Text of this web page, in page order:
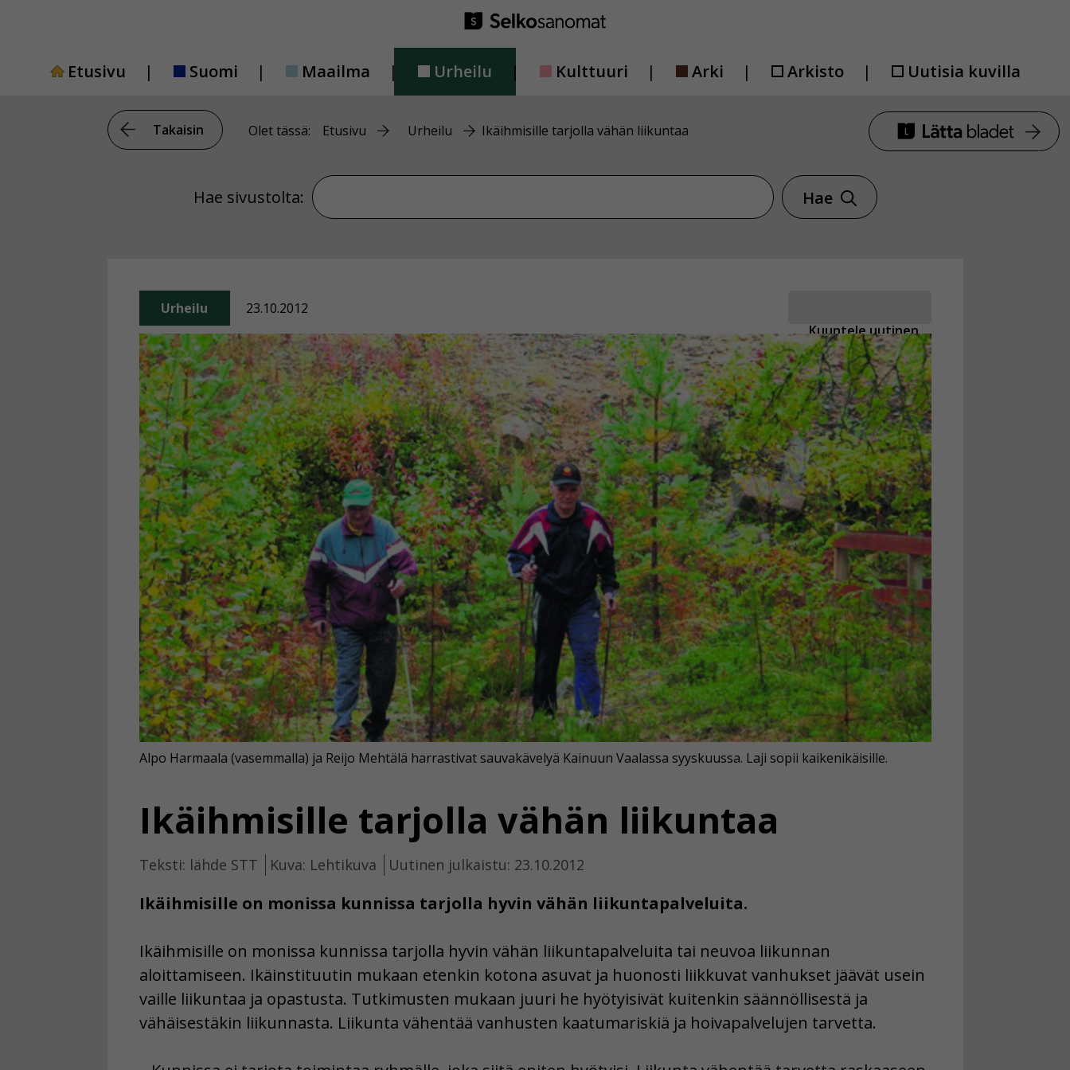
Etusivu
Suomi Maailma Urheilu Kulttuuri Arki Arkisto Uutisia kuvilla
Takaisin Olet tässä: Etusivu Urheilu Ikäihmisille tarjolla vähän liikuntaa
Hae sivustolta: Hae sivustolta
Hae
Kuuntele uutinen
Urheilu 23.10.2012
Ikäihmisille tarjolla vähän liikuntaa
Teksti: lähde STT Kuva: Lehtikuva Uutinen julkaistu: 23.10.2012
Ikäihmisille on monissa kunnissa tarjolla hyvin vähän liikuntapalveluita.
Alpo Harmaala (vasemmalla) ja Reijo Mehtälä harrastivat sauvakävelyä Kainuun Vaalassa syyskuussa. Laji sopii kaikenikäisille.
Ikäihmisille on monissa kunnissa tarjolla hyvin vähän liikuntapalveluita tai neuvoa liikunnan
aloittamiseen. Ikäinstituutin mukaan etenkin kotona asuvat ja huonosti liikkuvat vanhukset jäävät usein
vaille liikuntaa ja opastusta. Tutkimusten mukaan juuri he hyötyisivät kuitenkin säännöllisestä ja
vähäisestäkin liikunnasta. Liikunta vähentää vanhusten kaatumariskiä ja hoivapalvelujen tarvetta.